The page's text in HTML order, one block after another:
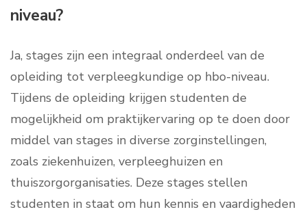
niveau?
Ja, stages zijn een integraal onderdeel van de
opleiding tot verpleegkundige op hbo-niveau.
Tijdens de opleiding krijgen studenten de
mogelijkheid om praktijkervaring op te doen door
middel van stages in diverse zorginstellingen,
zoals ziekenhuizen, verpleeghuizen en
thuiszorgorganisaties. Deze stages stellen
studenten in staat om hun kennis en vaardigheden